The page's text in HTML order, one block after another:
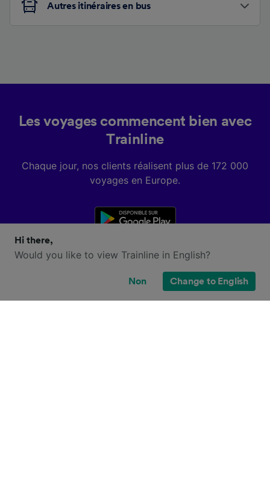
Autres itinéraires en bus
Les voyages commencent bien avec
Trainline
Chaque jour, nos clients réalisent plus de 172 000
voyages en Europe.
Hi there,
Would you like to view Trainline in English?
Non Change to English